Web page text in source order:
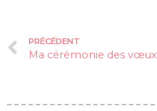
PRÉCÉDENT
Ma cérémonie des vœux